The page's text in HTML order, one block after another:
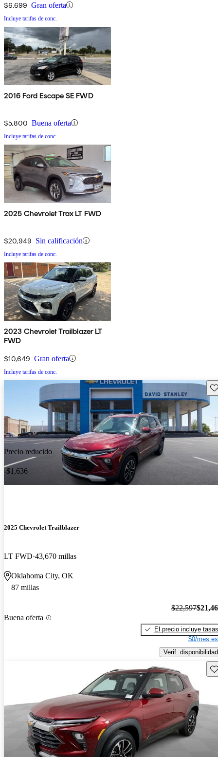
$6,699 Gran oferta
Incluye tarifas de conc.
2016 Ford Escape SE FWD
$5,800 Buena oferta
Incluye tarifas de conc.
2025 Chevrolet Trax LT FWD
$20,949 Sin calificación
Incluye tarifas de conc.
2023 Chevrolet Trailblazer LT
FWD
$10,649 Gran oferta
Incluye tarifas de conc.
Precio reducido
-$1,636
2025 Chevrolet Trailblazer
LT FWD 43,670 millas
Oklahoma City, OK
87 millas
Buena oferta
$22,597
El precio incluye tasas
$0/mes
Verif. disponibilidad